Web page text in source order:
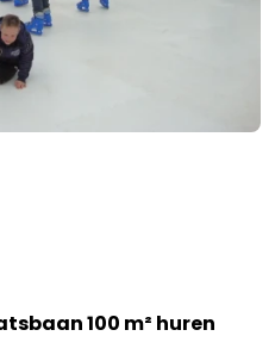
100 m² huren